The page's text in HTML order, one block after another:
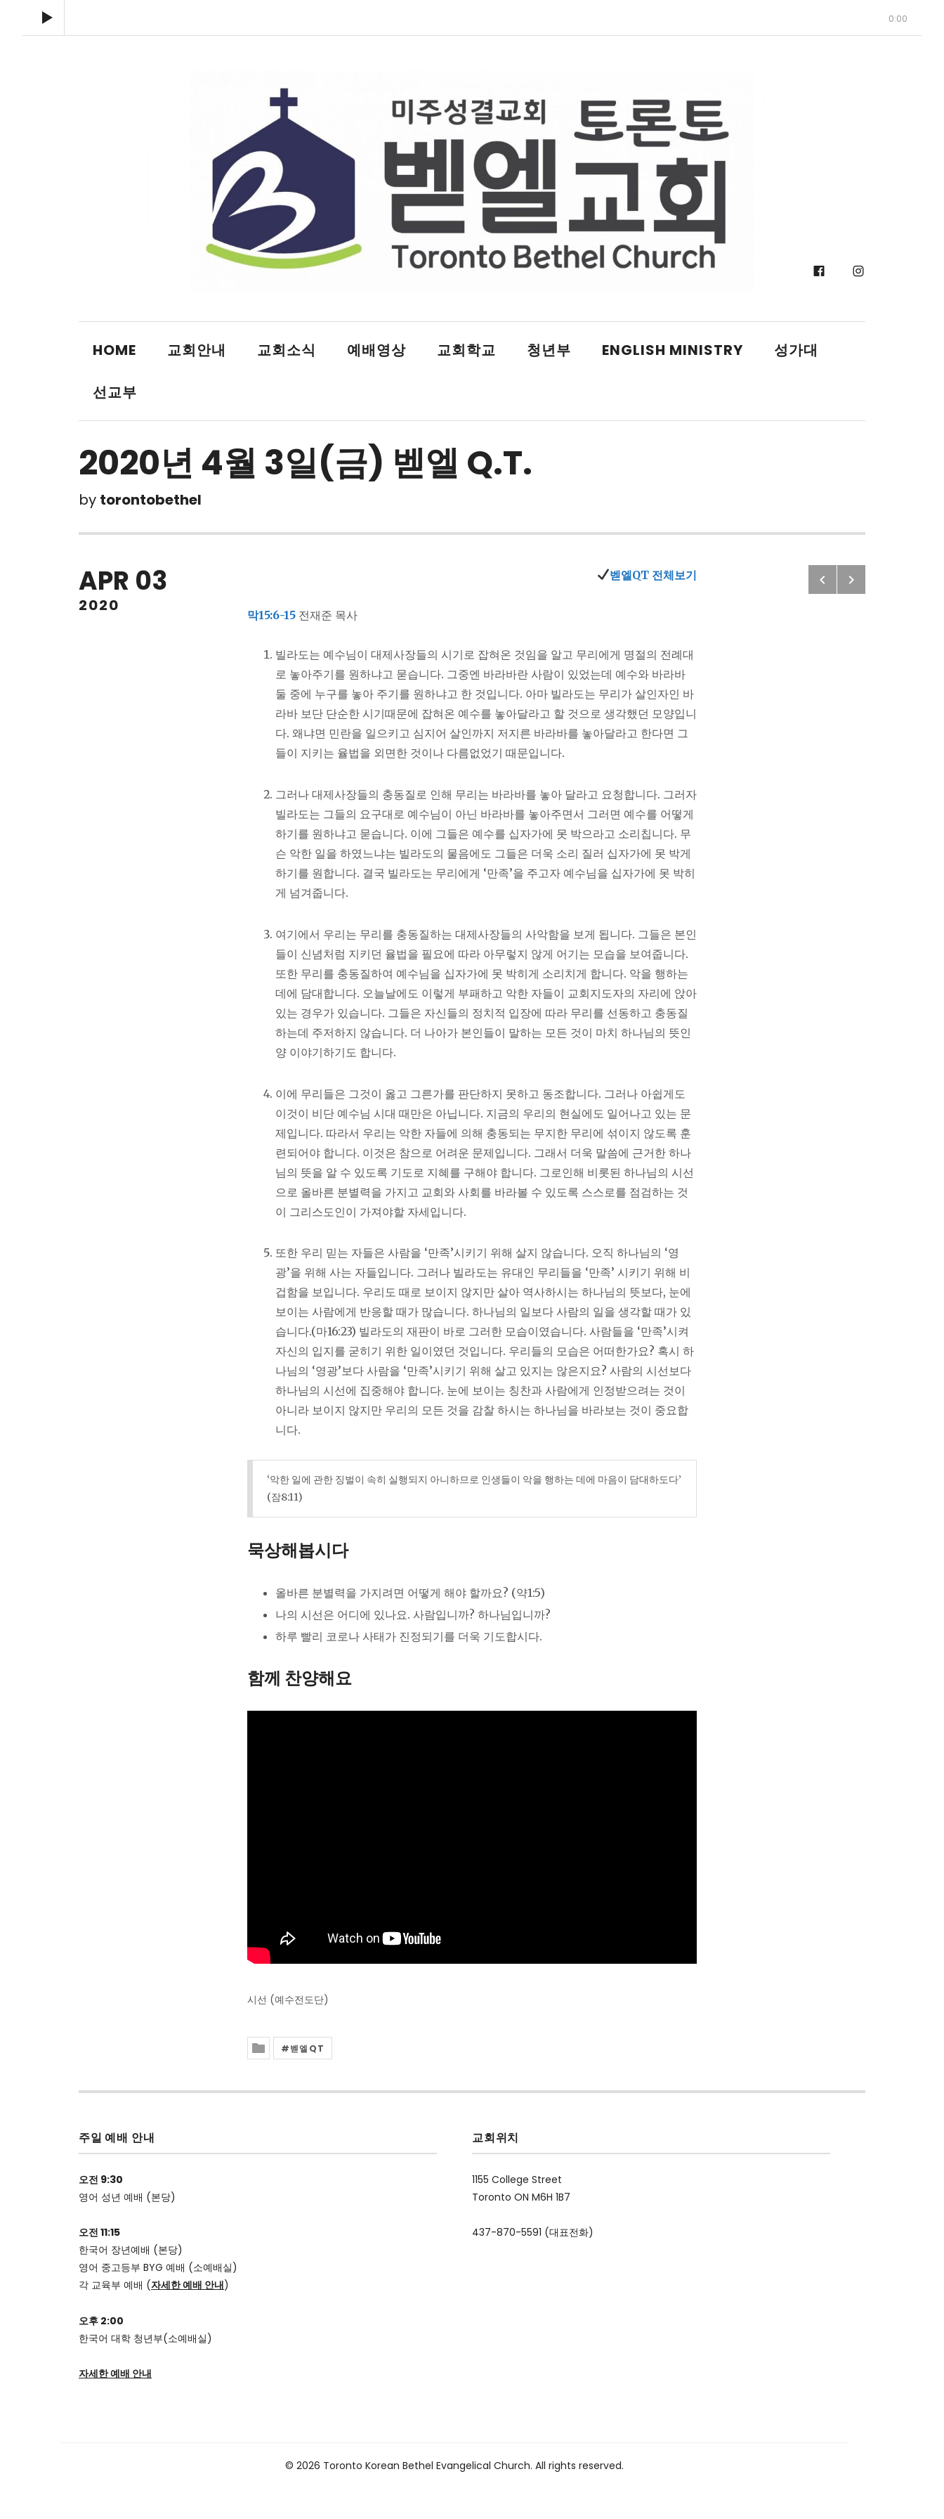
Facebook
HOME 교회안내 교회소식 예배영상 교회학교 청년부 ENGLISH MINISTRY 성가대
선교부
2020년 4월 3일(금) 벧엘 Q.T.
by torontobethel
APR 03
2020
벧엘QT 전체보기
막15:6-15 전재준 목사
빌라도는 예수님이 대제사장들의 시기로 잡혀온 것임을 알고 무리에게 명절의 전례대
로 놓아주기를 원하냐고 묻습니다. 그중엔 바라바란 사람이 있었는데 예수와 바라바
둘 중에 누구를 놓아 주기를 원하냐고 한 것입니다. 아마 빌라도는 무리가 살인자인 바
라바 보단 단순한 시기때문에 잡혀온 예수를 놓아달라고 할 것으로 생각했던 모양입니
다. 왜냐면 민란을 일으키고 심지어 살인까지 저지른 바라바를 놓아달라고 한다면 그
들이 지키는 율법을 외면한 것이나 다름없었기 때문입니다.
그러나 대제사장들의 충동질로 인해 무리는 바라바를 놓아 달라고 요청합니다. 그러자
빌라도는 그들의 요구대로 예수님이 아닌 바라바를 놓아주면서 그러면 예수를 어떻게
하기를 원하냐고 묻습니다. 이에 그들은 예수를 십자가에 못 박으라고 소리칩니다. 무
슨 악한 일을 하였느냐는 빌라도의 물음에도 그들은 더욱 소리 질러 십자가에 못 박게
하기를 원합니다. 결국 빌라도는 무리에게 ‘만족’을 주고자 예수님을 십자가에 못 박히
게 넘겨줍니다.
여기에서 우리는 무리를 충동질하는 대제사장들의 사악함을 보게 됩니다. 그들은 본인
들이 신념처럼 지키던 율법을 필요에 따라 아무렇지 않게 어기는 모습을 보여줍니다.
또한 무리를 충동질하여 예수님을 십자가에 못 박히게 소리치게 합니다. 악을 행하는
데에 담대합니다. 오늘날에도 이렇게 부패하고 악한 자들이 교회지도자의 자리에 앉아
있는 경우가 있습니다. 그들은 자신들의 정치적 입장에 따라 무리를 선동하고 충동질
하는데 주저하지 않습니다. 더 나아가 본인들이 말하는 모든 것이 마치 하나님의 뜻인
양 이야기하기도 합니다.
이에 무리들은 그것이 옳고 그른가를 판단하지 못하고 동조합니다. 그러나 아쉽게도
이것이 비단 예수님 시대 때만은 아닙니다. 지금의 우리의 현실에도 일어나고 있는 문
제입니다. 따라서 우리는 악한 자들에 의해 충동되는 무지한 무리에 섞이지 않도록 훈
련되어야 합니다. 이것은 참으로 어려운 문제입니다. 그래서 더욱 말씀에 근거한 하나
님의 뜻을 알 수 있도록 기도로 지혜를 구해야 합니다. 그로인해 비롯된 하나님의 시선
으로 올바른 분별력을 가지고 교회와 사회를 바라볼 수 있도록 스스로를 점검하는 것
이 그리스도인이 가져야할 자세입니다.
또한 우리 믿는 자들은 사람을 ‘만족’시키기 위해 살지 않습니다. 오직 하나님의 ‘영
광’을 위해 사는 자들입니다. 그러나 빌라도는 유대인 무리들을 ‘만족’ 시키기 위해 비
겁함을 보입니다. 우리도 때로 보이지 않지만 살아 역사하시는 하나님의 뜻보다, 눈에
보이는 사람에게 반응할 때가 많습니다. 하나님의 일보다 사람의 일을 생각할 때가 있
습니다.(마16:23) 빌라도의 재판이 바로 그러한 모습이였습니다. 사람들을 ‘만족’시켜
자신의 입지를 굳히기 위한 일이였던 것입니다. 우리들의 모습은 어떠한가요? 혹시 하
나님의 ‘영광’보다 사람을 ‘만족’시키기 위해 살고 있지는 않은지요? 사람의 시선보다
하나님의 시선에 집중해야 합니다. 눈에 보이는 칭찬과 사람에게 인정받으려는 것이
아니라 보이지 않지만 우리의 모든 것을 감찰 하시는 하나님을 바라보는 것이 중요합
니다.
‘악한 일에 관한 징벌이 속히 실행되지 아니하므로 인생들이 악을 행하는 데에 마음이 담대하도다’
(잠8:11)
묵상해봅시다
올바른 분별력을 가지려면 어떻게 해야 할까요? (약1:5)
나의 시선은 어디에 있나요. 사람입니까? 하나님입니까?
하루 빨리 코로나 사태가 진정되기를 더욱 기도합시다.
함께 찬양해요
시선 (예수전도단)
벧엘QT
PostPrevious:
Next: 2020
주일 예배 안내
오전 9:30
영어 성년 예배 (본당)
오전 11:15
한국어 장년예배 (본당)
영어 중고등부 BYG 예배 (소예배실)
각 교육부 예배 (자세한 예배 안내)
오후 2:00
한국어 대학 청년부(소예배실)
자세한 예배 안내
교회위치
1155 College Street
Toronto ON M6H 1B7
437-870-5591 (대표전화)
© 2026 Toronto Korean Bethel Evangelical Church. All rights reserved.
Audio Player
0:00